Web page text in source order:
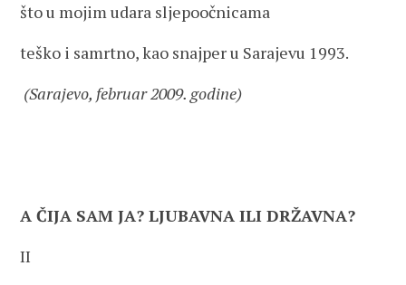
što u mojim udara sljepoočnicama
teško i samrtno, kao snajper u Sarajevu 1993.
(Sarajevo, februar 2009. godine)
A ČIJA SAM JA? LJUBAVNA ILI DRŽAVNA?
II